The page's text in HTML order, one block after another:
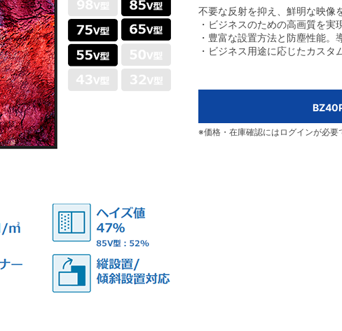
不要な反射を抑え、鮮明な映像
・ビジネスのための高画質を
・豊富な設置方法と防塵性能
・ビジネス用途に応じたカス
※価格・在庫確認にはログインが必要